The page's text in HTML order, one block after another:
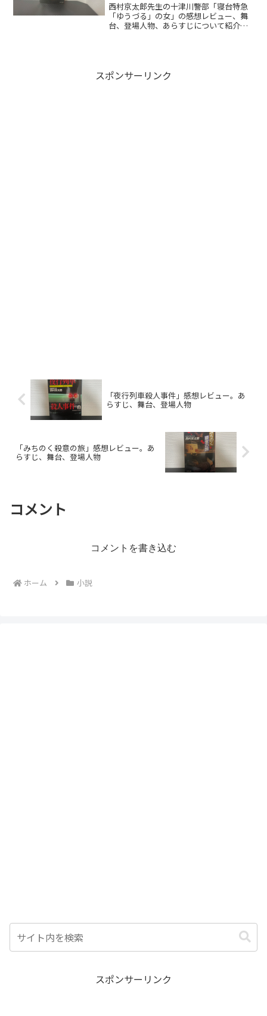
西村京太郎先生の十津川警部「寝台特急
「ゆうづる」の女」の感想レビュー、舞
台、登場人物、あらすじについて紹介し
スポンサーリンク
「夜行列車殺人事件」感想レビュー。あ
らすじ、舞台、登場人物
「みちのく殺意の旅」感想レビュー。あ
らすじ、舞台、登場人物
コメント
コメントを書き込む
ホーム 小説
スポンサーリンク